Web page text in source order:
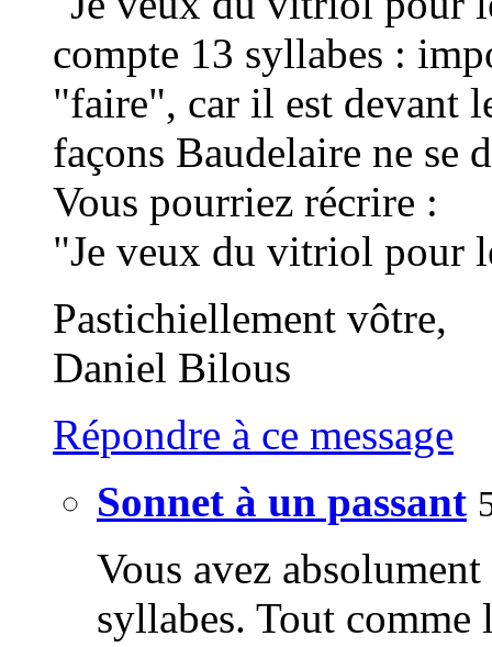
compte 13 syllabes :
"faire", car il est devant
façons Baudelaire ne se
Vous pourriez récrire :
"Je veux du vitriol pour
Pastichiellement vôtre,
Daniel Bilous
Répondre à ce message
Sonnet à un passant
Vous avez
syllabes. Tout comme